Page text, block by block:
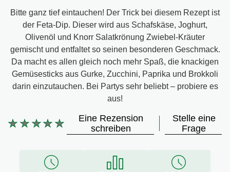
Bitte ganz tief eintauchen! Der Trick bei diesem Rezept ist
der Feta-Dip. Dieser wird aus Schafskäse, Joghurt,
Olivenöl und Knorr Salatkrönung Zwiebel-Kräuter
gemischt und entfaltet so seinen besonderen Geschmack.
Da macht es allen gleich noch mehr Spaß, die knackigen
Gemüsesticks aus Gurke, Zucchini, Paprika und Brokkoli
darin einzutauchen. Bei Partys sehr beliebt – probiere es
aus!
Keine
Eine Rezension
schreiben
Stelle eine
Frage